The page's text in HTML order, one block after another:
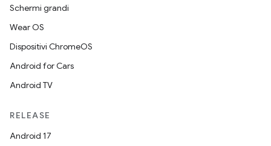
Schermi grandi
Wear OS
Dispositivi ChromeOS
Android for Cars
Android TV
RELEASE
Android 17